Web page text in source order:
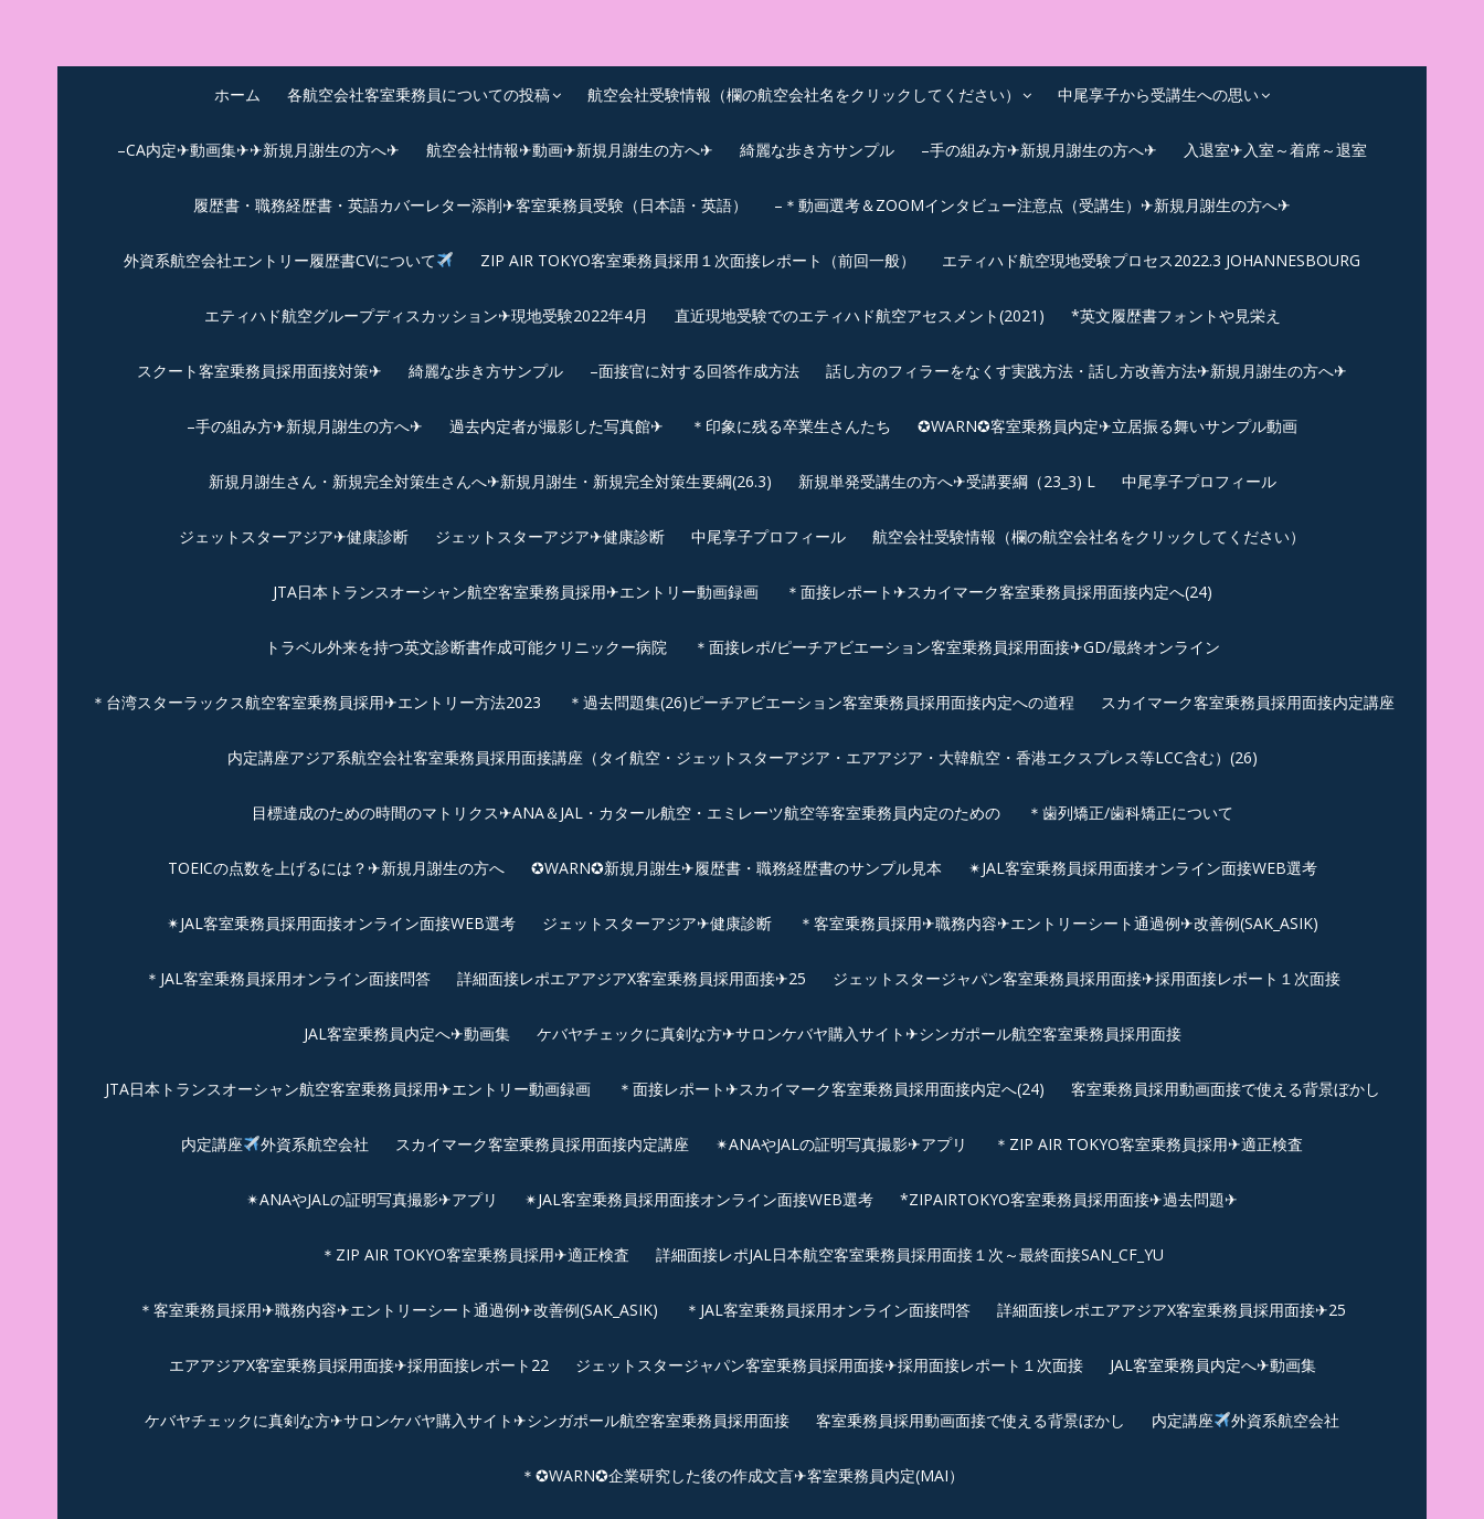
中尾享子CA内定&TOEIC点数UPｽｸｰﾙ
ホーム
各航空会社客室乗務員についての投稿 航空会社受験情報（欄の航空会社名をクリックしてください） 中尾享子から受講生への思い
–CA内定✈動画集✈✈新規月謝生の方へ✈ 航空会社情報✈動画✈新規月謝生の方へ✈ 綺麗な歩き方サンプル –手の組み方✈新規月謝生の方へ✈ 入退室✈入室～着席～退室
履歴書・職務経歴書・英語カバーレター添削✈客室乗務員受験（日本語・英語） –＊動画選考＆ZOOMインタビュー注意点（受講生）✈新規月謝生の方へ✈
外資系航空会社エントリー履歴書CVについて ZIP AIR TOKYO客室乗務員採用１次面接レポート（前回一般） エティハド航空現地受験プロセス2022.3 JOHANNESBOURG
エティハド航空グループディスカッション✈︎現地受験2022年4月 直近現地受験でのエティハド航空アセスメント(2021) *英文履歴書フォントや見栄え
スクート客室乗務員採用面接対策✈︎ 綺麗な歩き方サンプル –面接官に対する回答作成方法 話し方のフィラーをなくす実践方法・話し方改善方法✈新規月謝生の方へ✈
–手の組み方✈新規月謝生の方へ✈ 過去内定者が撮影した写真館✈ ＊印象に残る卒業生さんたち ✪WARN✪客室乗務員内定✈立居振る舞いサンプル動画
新規月謝生さん・新規完全対策生さんへ✈新規月謝生・新規完全対策生要綱(26.3) 新規単発受講生の方へ✈受講要綱（23_3) L 中尾享子プロフィール
ジェットスターアジア✈︎健康診断 ジェットスターアジア✈︎健康診断 中尾享子プロフィール 航空会社受験情報（欄の航空会社名をクリックしてください）
JTA日本トランスオーシャン航空客室乗務員採用✈エントリー動画録画 ＊面接レポート✈スカイマーク客室乗務員採用面接内定へ(24)
トラベル外来を持つ英文診断書作成可能クリニックー病院 ＊面接レポ/ピーチアビエーション客室乗務員採用面接✈GD/最終オンライン
＊台湾スターラックス航空客室乗務員採用✈エントリー方法2023 ＊過去問題集(26)ピーチアビエーション客室乗務員採用面接内定への道程 スカイマーク客室乗務員採用面接内定講座
内定講座アジア系航空会社客室乗務員採用面接講座（タイ航空・ジェットスターアジア・エアアジア・大韓航空・香港エクスプレス等LCC含む）(26)
目標達成のための時間のマトリクス✈ANA＆JAL・カタール航空・エミレーツ航空等客室乗務員内定のための ＊歯列矯正/歯科矯正について
TOEICの点数を上げるには？✈新規月謝生の方へ ✪WARN✪新規月謝生✈履歴書・職務経歴書のサンプル見本 ✴︎JAL客室乗務員採用面接オンライン面接WEB選考
✴︎JAL客室乗務員採用面接オンライン面接WEB選考 ジェットスターアジア✈︎健康診断 ＊客室乗務員採用✈職務内容✈エントリーシート通過例✈改善例(SAK_ASIK)
＊JAL客室乗務員採用オンライン面接問答 詳細面接レポエアアジアX客室乗務員採用面接✈25 ジェットスタージャパン客室乗務員採用面接✈採用面接レポート１次面接
JAL客室乗務員内定へ✈動画集 ケバヤチェックに真剣な方✈サロンケバヤ購入サイト✈シンガポール航空客室乗務員採用面接
JTA日本トランスオーシャン航空客室乗務員採用✈エントリー動画録画 ＊面接レポート✈スカイマーク客室乗務員採用面接内定へ(24) 客室乗務員採用動画面接で使える背景ぼかし
内定講座 外資系航空会社 スカイマーク客室乗務員採用面接内定講座 ✴︎ANAやJALの証明写真撮影✈︎アプリ ＊ZIP AIR TOKYO客室乗務員採用✈適正検査
✴︎ANAやJALの証明写真撮影✈︎アプリ ✴︎JAL客室乗務員採用面接オンライン面接WEB選考 *ZIPAIRTOKYO客室乗務員採用面接✈過去問題✈︎
＊ZIP AIR TOKYO客室乗務員採用✈適正検査 詳細面接レポJAL日本航空客室乗務員採用面接１次～最終面接SAN_CF_YU
＊客室乗務員採用✈職務内容✈エントリーシート通過例✈改善例(SAK_ASIK) ＊JAL客室乗務員採用オンライン面接問答 詳細面接レポエアアジアX客室乗務員採用面接✈25
エアアジアX客室乗務員採用面接✈︎採用面接レポート22 ジェットスタージャパン客室乗務員採用面接✈採用面接レポート１次面接 JAL客室乗務員内定へ✈動画集
ケバヤチェックに真剣な方✈サロンケバヤ購入サイト✈シンガポール航空客室乗務員採用面接 客室乗務員採用動画面接で使える背景ぼかし 内定講座 外資系航空会社
＊✪WARN✪企業研究した後の作成文言✈客室乗務員内定(MAI）